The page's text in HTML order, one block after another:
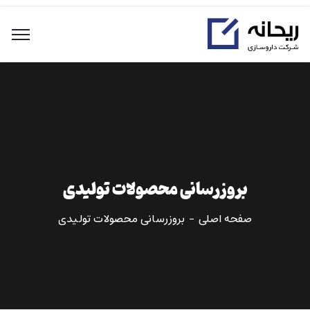
بروزرسانی محصولات تولیدی
صفحه اصلی بروزرسانی محصولات تولیدی